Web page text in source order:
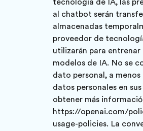
tecnología de IA, las
al chatbot serán
almacenadas
proveedor de
utilizarán para entrenar
modelos de IA. No se
dato personal, a
datos personales en
obtener más
https://openai.com/
usage-policies. La